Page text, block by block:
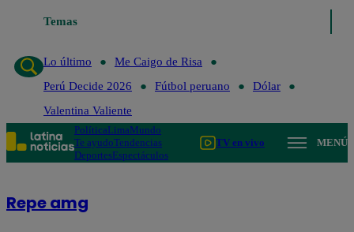
Temas
Lo último
Lo último
Me Caigo de Risa
Perú Decide 2026
Fútbol peruano
Dólar
Valentina Valiente
PolíticaLimaMundo
Te ayudoTendencias
DeportesEspectáculos
TV en vivo MENÚ
Repe amg